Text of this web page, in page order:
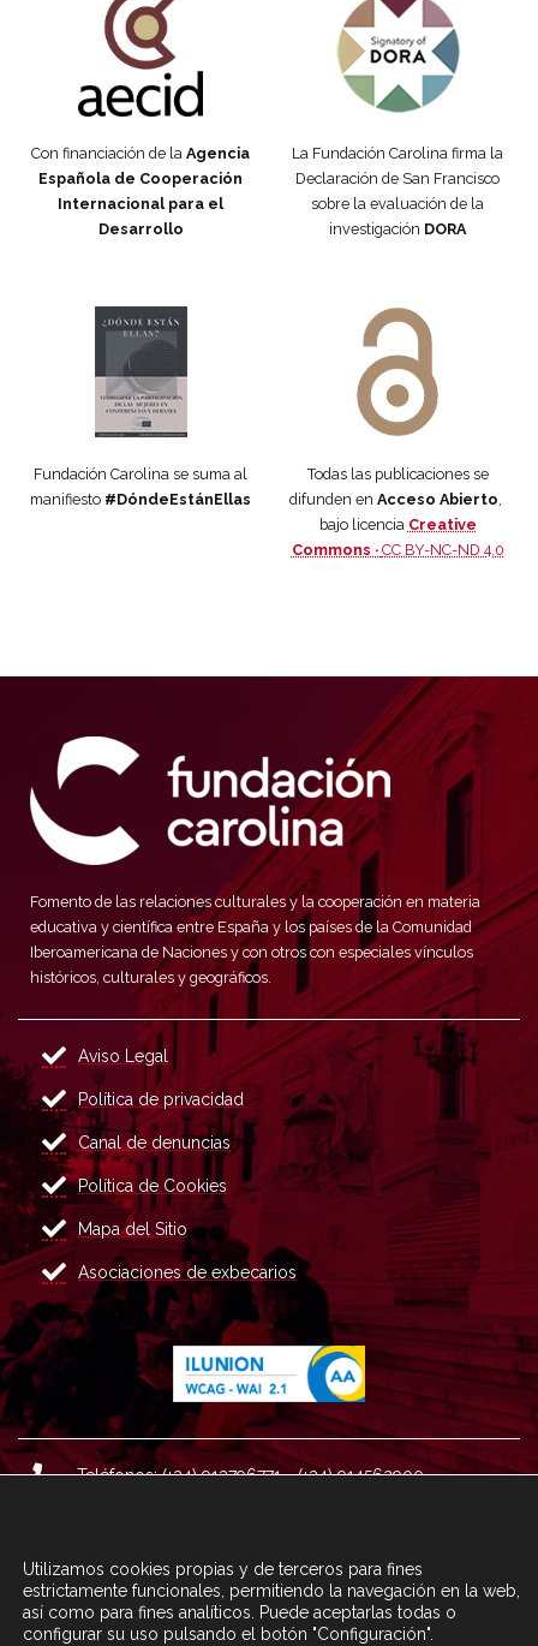
Con financiación de la Agencia
Española de Cooperación
Internacional para el
Desarrollo
La Fundación Carolina firma la
Declaración de San Francisco
sobre la evaluación de la
investigación DORA
Fundación Carolina se suma al
manifiesto #DóndeEstánEllas
Todas las publicaciones se
difunden en Acceso Abierto,
bajo licencia Creative
Commons · CC BY-NC-ND 4.0
Fomento de las relaciones culturales y la cooperación en materia
educativa y científica entre España y los países de la Comunidad
Iberoamericana de Naciones y con otros con especiales vínculos
históricos, culturales y geográficos.
Aviso Legal
Política de privacidad
Canal de denuncias
Política de Cookies
Mapa del Sitio
Asociaciones de exbecarios
Teléfonos: (+34) 913796771 - (+34) 914562900
Correo : informacion@fundacioncarolina.es
Utilizamos cookies propias y de terceros para fines
estrictamente funcionales, permitiendo la navegación en la web,
así como para fines analíticos. Puede aceptarlas todas o
configurar su uso pulsando el botón "Configuración".